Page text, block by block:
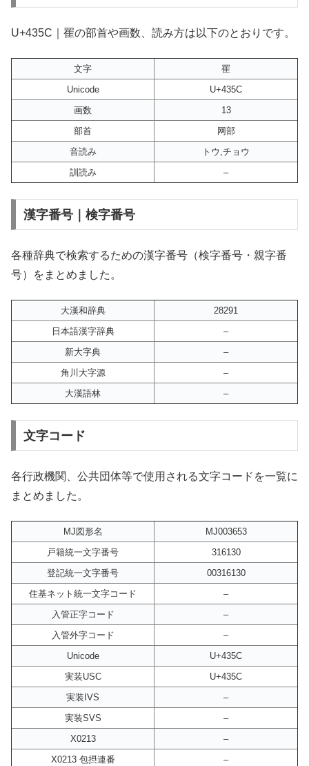
U+435C｜䍜の部首や画数、読み方は以下のとおりです。
文字
䍜
Unicode
U+435C
画数
13
部首
网部
音読み
トウ,チョウ
訓読み
–
漢字番号｜検字番号
各種辞典で検索するための漢字番号（検字番号・親字番
号）をまとめました。
大漢和辞典
28291
日本語漢字辞典
–
新大字典
–
角川大字源
–
大漢語林
–
文字コード
各行政機関、公共団体等で使用される文字コードを一覧に
まとめました。
MJ図形名
MJ003653
戸籍統一文字番号
316130
登記統一文字番号
00316130
住基ネット統一文字コード
–
入管正字コード
–
入管外字コード
–
Unicode
U+435C
実装USC
U+435C
実装IVS
–
実装SVS
–
X0213
–
X0213 包摂連番
–